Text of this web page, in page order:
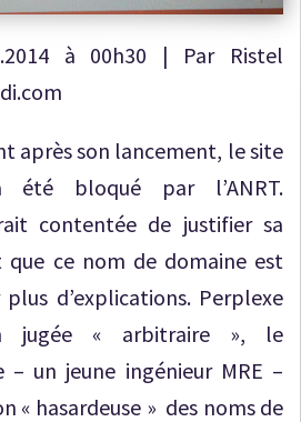
à 00h30 | Par Ristel
après son lancement, le site
été bloqué par l’ANRT.
contentée de justifier sa
ce nom de domaine est
d’explications. Perplexe
jugée « arbitraire », le
un jeune ingénieur MRE –
« hasardeuse » des noms de